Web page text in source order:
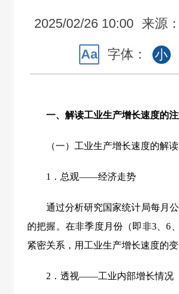
2025/02/26 10:00 来源
Aa 字体： 小
一、解读工业生产增长速度的
（一）工业生产增长速度的解
1．总观——经济走势
通过分析研究国家统计局每月
的把握。在非季度月份（即非3、6
紧密关系，用工业生产增长速度的
2． 透视——工业内部增长情况